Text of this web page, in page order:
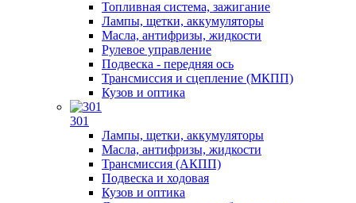
Топливная система, зажигание
Лампы, щетки, аккумуляторы
Масла, антифризы, жидкости
Рулевое управление
Подвеска - передняя ось
Трансмиссия и сцепление (МКПП)
Кузов и оптика
301
Лампы, щетки, аккумуляторы
Масла, антифризы, жидкости
Трансмиссия (АКПП)
Подвеска и ходовая
Кузов и оптика